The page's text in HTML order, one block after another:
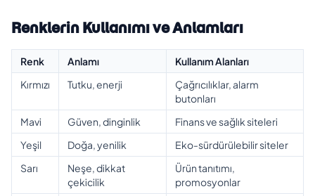
Renklerin Kullanımı ve Anlamları
Renk Anlamı
Kullanım Alanları
Kırmızı
Tutku, enerji
Çağrıcılıklar, alarm
butonları
Mavi
Güven, dinginlik
Finans ve sağlık siteleri
Yeşil
Doğa, yenilik
Eko-sürdürülebilir siteler
Sarı
Neşe, dikkat
çekicilik
Ürün tanıtımı,
promosyonlar